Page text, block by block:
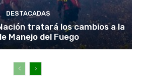
DESTACADAS
tratará los cambios a la
Manejo del Fuego